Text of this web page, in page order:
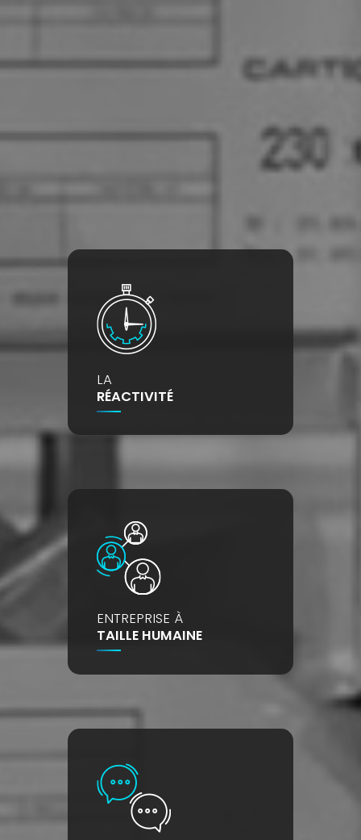
LA
RÉACTIVITÉ
ENTREPRISE À
TAILLE HUMAINE